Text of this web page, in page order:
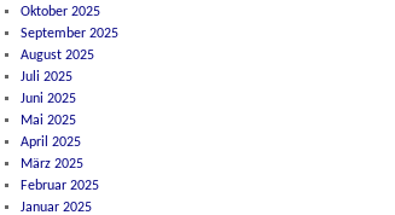
Oktober 2025
September 2025
August 2025
Juli 2025
Juni 2025
Mai 2025
April 2025
März 2025
Februar 2025
Januar 2025